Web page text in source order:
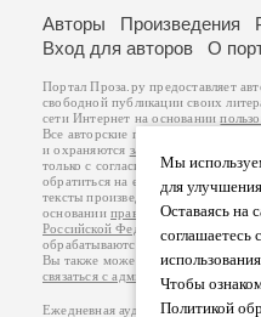
Мы
для
Оставаясь на
соглашаетесь
Чтобы
Политикой
Авторы Произведения
Вход для авторов
О
Портал Проза.ру предоставляет
свободной публикации своих
сети Интернет на основании
Все авторские права на
и охраняются законом
.
только с согласия его автора, к
обратиться на его авторской
тексты произведений авторы несут
основанииправил публикациии
Российской Федерации
обрабатываются на основании
Вы также можете посмотреть
связаться с администрацией
Ежедневная аудитория портала